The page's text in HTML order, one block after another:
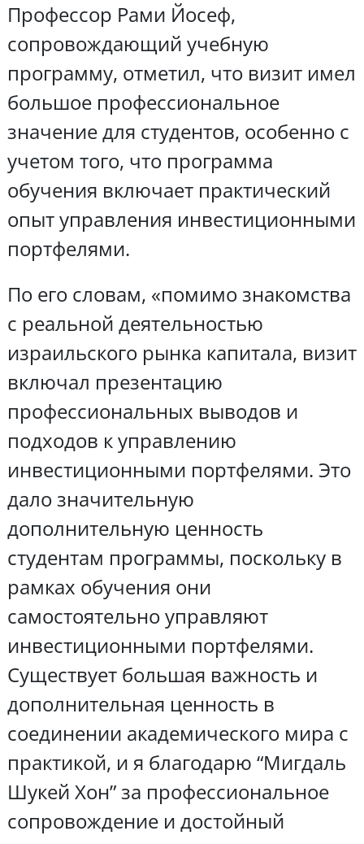
Профессор Рами Йосеф,
сопровождающий учебную
программу, отметил, что визит имел
большое профессиональное
значение для студентов, особенно с
учетом того, что программа
обучения включает практический
опыт управления инвестиционными
портфелями.
По его словам, «помимо знакомства
с реальной деятельностью
израильского рынка капитала, визит
включал презентацию
профессиональных выводов и
подходов к управлению
инвестиционными портфелями. Это
дало значительную
дополнительную ценность
студентам программы, поскольку в
рамках обучения они
самостоятельно управляют
инвестиционными портфелями.
Существует большая важность и
дополнительная ценность в
соединении академического мира с
практикой, и я благодарю “Мигдаль
Шукей Хон” за профессиональное
сопровождение и достойный